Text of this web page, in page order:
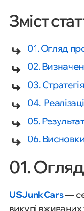
Зміст
01. Огляд
02.
03. Стратегія
04.
05.
06. Висновки
01.
USJunkCars—
викупі вживаних